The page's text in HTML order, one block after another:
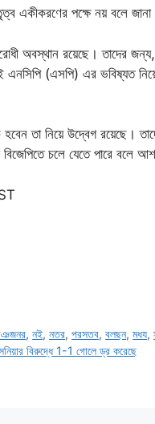
একীকরণের পক্ষে নয় বলে জানা
অবস্থান রয়েছে। তাদের
এনসিপি (এসপি) এর ভবিষ্যত
তা নিয়ে উদ্বেগ রয়েছে।
বিজেপিতে চলে যেতে পারে বলে
,নই,নতর,পরসতব,বলছন,মধয,
বিরুদ্ধে 1-1 গোলে ড্র করেছে